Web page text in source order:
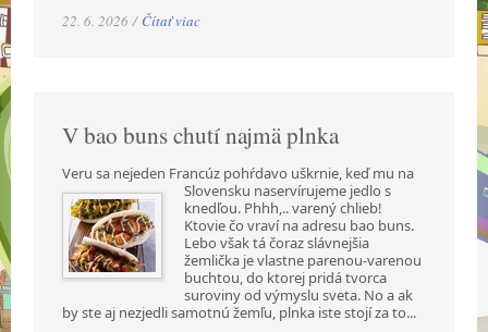
22. 6. 2026 / Čítať viac
V bao buns chutí najmä plnka
Veru sa nejeden Francúz pohŕdavo uškrnie, keď mu na
Slovensku naservírujeme jedlo s
knedľou. Phhh,.. varený chlieb!
Ktovie čo vraví na adresu bao buns.
Lebo však tá čoraz slávnejšia
žemlička je vlastne parenou-varenou
buchtou, do ktorej pridá tvorca
suroviny od výmyslu sveta. No a ak
by ste aj nezjedli samotnú žemľu, plnka iste stojí za to...